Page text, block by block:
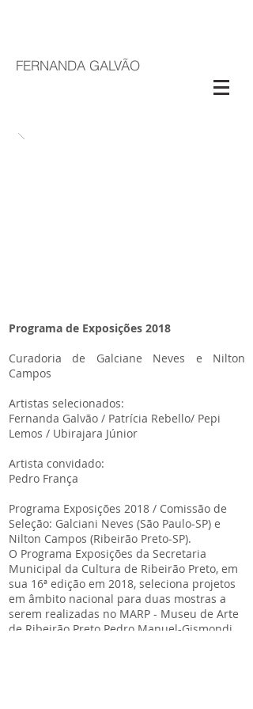
FERNANDA GALVÃO
Programa de Exposições 2018
Curadoria de Galciane Neves e Nilton
Campos
Artistas selecionados:
Fernanda Galvão / Patrícia Rebello/ Pepi
Lemos / Ubirajara Júnior
Artista convidado:
Pedro França
Programa Exposições 2018 / Comissão de
Seleção: Galciani Neves (São Paulo-SP) e
Nilton Campos (Ribeirão Preto-SP).
O Programa Exposições da Secretaria
Municipal da Cultura de Ribeirão Preto, em
sua 16ª edição em 2018, seleciona projetos
em âmbito nacional para duas mostras a
serem realizadas no MARP - Museu de Arte
de Ribeirão Preto Pedro Manuel-Gismondi.